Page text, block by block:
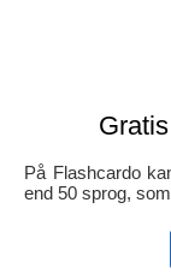
På Flashcardo
end 50 sprog,